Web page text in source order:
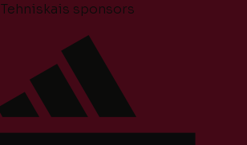
Tehniskais sponsors